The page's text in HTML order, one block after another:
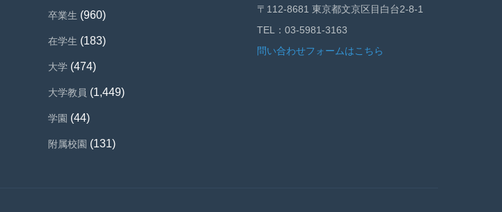
卒業生 (960)
在学生 (183)
大学 (474)
大学教員 (1,449)
学園 (44)
附属校園 (131)
〒112-8681 東京都文京区目白台2-8-1
TEL：03-5981-3163
問い合わせフォームはこちら